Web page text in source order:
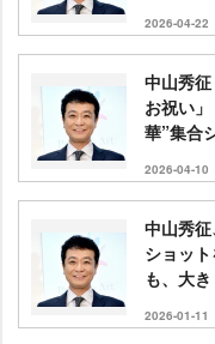
2026-04-22
中山秀
お祝い
華”集合
2026-04-10
中山秀
ショッ
も、大
2026-01-11